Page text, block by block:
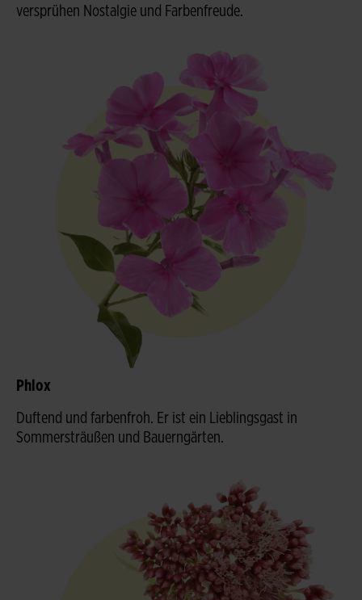
versprühen Nostalgie und Farbenfreude.
Phlox
Duftend und farbenfroh. Er ist ein Lieblingsgast in
Sommersträußen und Bauerngärten.